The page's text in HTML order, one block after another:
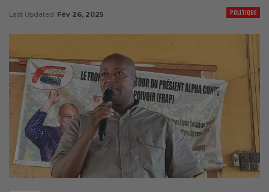
POLITIQUE
Last Updated Fév 26, 2025